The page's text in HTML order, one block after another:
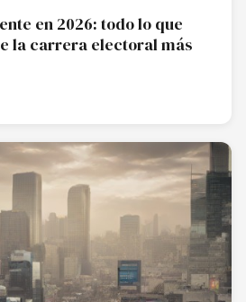
en 2026: todo lo que
la carrera electoral más